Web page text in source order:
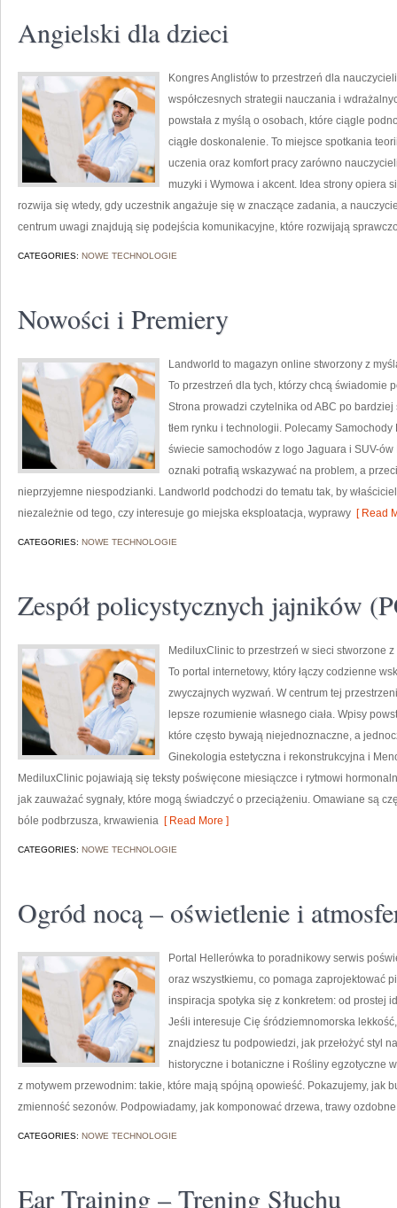
Angielski dla dzieci
Kongres Anglistów to przestrzeń dla
współczesnych strategii nauczania i
powstała z myślą o osobach, które ciągle
ciągłe doskonalenie. To miejsce spotkania
uczenia oraz komfort pracy zarówno
muzyki i Wymowa i akcent. Idea strony opiera
rozwija się wtedy, gdy uczestnik angażuje się w znaczące zadania, a
centrum uwagi znajdują się podejścia komunikacyjne, które rozwijają
CATEGORIES: NOWE TECHNOLOGIE
Nowości i Premiery
Landworld to magazyn online stworzony z
To przestrzeń dla tych, którzy chcą świadomie
Strona prowadzi czytelnika od ABC po
tłem rynku i technologii. Polecamy
świecie samochodów z logo Jaguara i SUV-
oznaki potrafią wskazywać na problem, a
nieprzyjemne niespodzianki. Landworld podchodzi do tematu tak, by
niezależnie od tego, czy interesuje go miejska eksploatacja, wyprawy [ Read
CATEGORIES: NOWE TECHNOLOGIE
Zespół policystycznych jajników
MediluxClinic to przestrzeń w sieci stworzone
To portal internetowy, który łączy codzienne
zwyczajnych wyzwań. W centrum tej
lepsze rozumienie własnego ciała. Wpisy
które często bywają niejednoznaczne, a
Ginekologia estetyczna i rekonstrukcyjna i
MediluxClinic pojawiają się teksty poświęcone miesiączce i rytmowi
jak zauważać sygnały, które mogą świadczyć o przeciążeniu. Omawiane są
bóle podbrzusza, krwawienia [ Read More ]
CATEGORIES: NOWE TECHNOLOGIE
Ogród nocą – oświetlenie i
Portal Hellerówka to poradnikowy serwis
oraz wszystkiemu, co pomaga zaprojektować
inspiracja spotyka się z konkretem: od prostej
Jeśli interesuje Cię śródziemnomorska
znajdziesz tu podpowiedzi, jak przełożyć styl
historyczne i botaniczne i Rośliny egzotyczne
z motywem przewodnim: takie, które mają spójną opowieść. Pokazujemy, jak
zmienność sezonów. Podpowiadamy, jak komponować drzewa, trawy
CATEGORIES: NOWE TECHNOLOGIE
Ear Training – Trening Słuchu